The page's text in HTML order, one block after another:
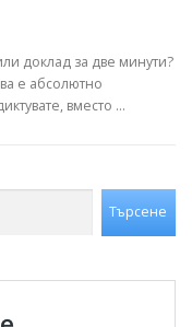
доклад за две минути?
е абсолютно
вместо …
Търсене